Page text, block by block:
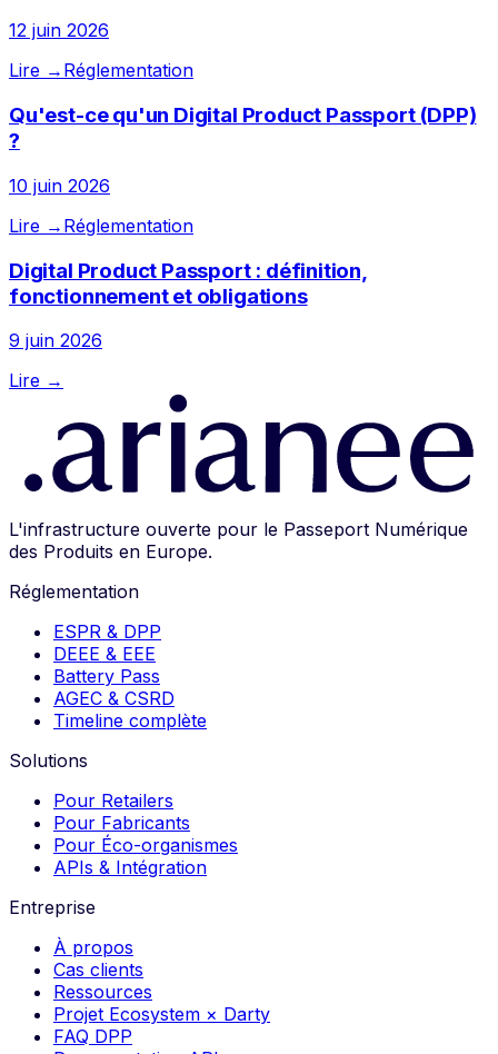
12 juin 2026
Lire → Réglementation
Qu'est-ce qu'un Digital Product Passport (DPP)
?
10 juin 2026
Lire → Réglementation
Digital Product Passport : définition,
fonctionnement et obligations
9 juin 2026
Lire →
L'infrastructure ouverte pour le Passeport Numérique
des Produits en Europe.
Réglementation
ESPR & DPP
DEEE & EEE
Battery Pass
AGEC & CSRD
Timeline complète
Solutions
Pour Retailers
Pour Fabricants
Pour Éco-organismes
APIs & Intégration
Entreprise
À propos
Cas clients
Ressources
Projet Ecosystem × Darty
FAQ DPP